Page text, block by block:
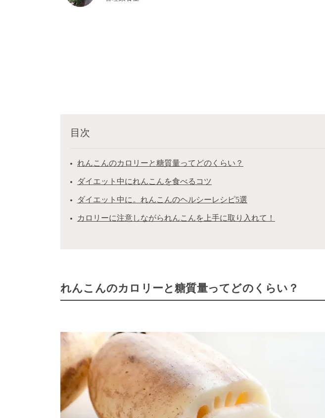
目次
れんこんのカロリーと糖質量ってどのくらい？
ダイエット中にれんこんを食べるコツ
ダイエット中に。れんこんのヘルシーレシピ5選
カロリーに注意しながられんこんを上手に取り入れて！
れんこんのカロリーと糖質量ってどのくらい？